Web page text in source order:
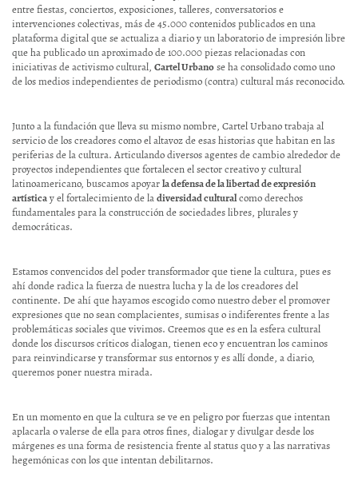
entre fiestas, conciertos, exposiciones, talleres, conversatorios e
intervenciones colectivas, más de 45.000 contenidos publicados en una
plataforma digital que se actualiza a diario y un laboratorio de impresión libre
que ha publicado un aproximado de 100.000 piezas relacionadas con
iniciativas de activismo cultural, Cartel Urbanose ha consolidado como uno
de los medios independientes de periodismo (contra) cultural más reconocido.
Junto a la fundación que lleva su mismo nombre, Cartel Urbano trabaja al
servicio de los creadores como el altavoz de esas historias que habitan en las
periferias de la cultura. Articulando diversos agentes de cambio alrededor de
proyectos independientes que fortalecen el sector creativo y cultural
latinoamericano, buscamos apoyarla defensa de la libertad de expresión
artísticay el fortalecimiento de ladiversidad culturalcomo derechos
fundamentales para la construcción de sociedades libres, plurales y
democráticas.
Estamos convencidos del poder transformador que tiene la cultura, pues es
ahí donde radica la fuerza de nuestra lucha y la de los creadores del
continente. De ahí que hayamos escogido como nuestro deber el promover
expresiones que no sean complacientes, sumisas o indiferentes frente a las
problemáticas sociales que vivimos. Creemos que es en la esfera cultural
donde los discursos críticos dialogan, tienen eco y encuentran los caminos
para reinvindicarse y transformar sus entornos y es allí donde, a diario,
queremos poner nuestra mirada.
En un momento en que la cultura se ve en peligro por fuerzas que intentan
aplacarla o valerse de ella para otros fines, dialogar y divulgar desde los
márgenes es una forma de resistencia frente al status quo y a las narrativas
hegemónicas con los que intentan debilitarnos.